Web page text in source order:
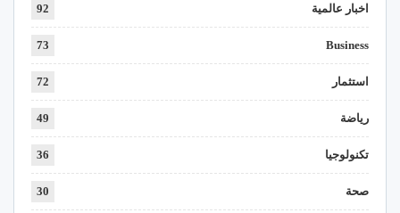
اخبار عالمية 92
Business
73
استثمار 72
رياضة 49
تكنولوجيا 36
صحة 30